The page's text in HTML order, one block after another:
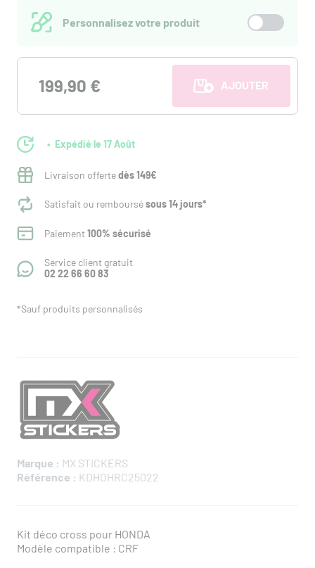
Personnalisez votre produit
199,90 € AJOUTER AU
Expédié le 17 Août
Livraison offertedès 149€
Satisfait ou remboursésous 14 jours*
Paiement100% sécurisé
Service client gratuit
02 22 66 60 83
*Sauf produits personnalisés
Marque : MX STICKERS
Référence : KDHOHRC25022
Kit déco cross pour HONDA
Modèle compatible : CRF